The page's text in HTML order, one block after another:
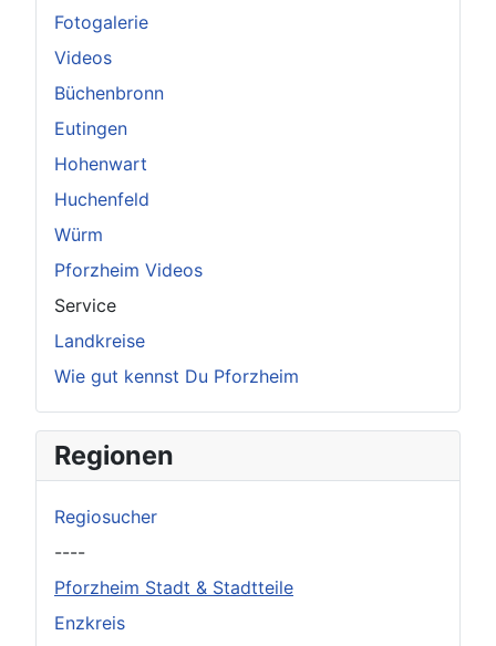
Fotogalerie
Videos
Büchenbronn
Eutingen
Hohenwart
Huchenfeld
Würm
Pforzheim Videos
Service
Landkreise
Wie gut kennst Du Pforzheim
Regionen
Regiosucher
----
Pforzheim Stadt & Stadtteile
Enzkreis